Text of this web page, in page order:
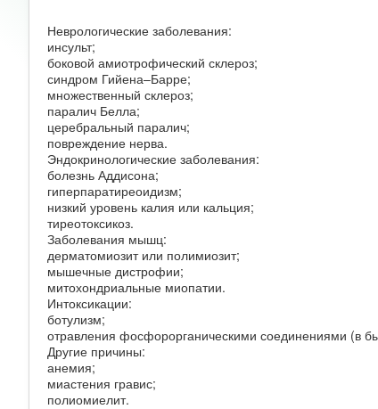
Неврологические заболевания:
инсульт;
боковой амиотрофический склероз;
синдром Гийена–Барре;
множественный склероз;
паралич Белла;
церебральный паралич;
повреждение нерва.
Эндокринологические заболевания:
болезнь Аддисона;
гиперпаратиреоидизм;
низкий уровень калия или кальция;
тиреотоксикоз.
Заболевания мышц:
дерматомиозит или полимиозит;
мышечные дистрофии;
митохондриальные миопатии.
Интоксикации:
ботулизм;
отравления фосфорорганическими соединениями (в
Другие причины:
анемия;
миастения гравис;
полиомиелит.